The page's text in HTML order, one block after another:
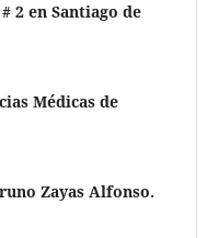
2 en Santiago de
Médicas de
Zayas Alfonso.